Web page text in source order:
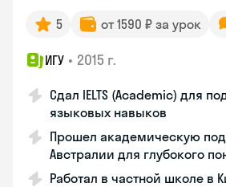
5 от 1590 ₽ за урок
ИГУ • 2015 г.
Сдал IELTS (Academic) для
языковых навыков
Прошел академическую
Австралии для глубокого
Работал в частной школе в